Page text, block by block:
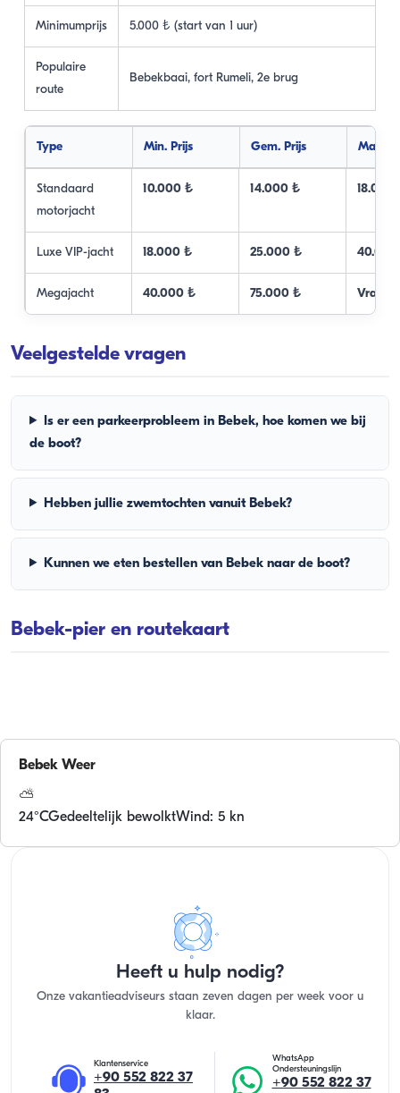
Minimumprijs 5.000 ₺ (start van 1 uur)
Populaire
route
Bebekbaai, fort Rumeli, 2e brug
Type Min. Prijs Gem. Prijs Max.
Standaard
motorjacht
10.000 ₺ 14.000 ₺ 18.000
Luxe VIP-jacht 18.000 ₺ 25.000 ₺
Megajacht 40.000 ₺ 75.000 ₺ Vraag
Veelgestelde vragen
Is er een parkeerprobleem in Bebek, hoe komen we bij
de boot?
Hebben jullie zwemtochten vanuit Bebek?
Kunnen we eten bestellen van Bebek naar de boot?
Bebek-pier en routekaart
Bebek Weer
⛅
24°CGedeeltelijk bewolktWind: 5 kn
Heeft u hulp nodig?
Onze vakantieadviseurs staan zeven dagen per week voor u
klaar.
Klantenservice
+90 552 822 37
WhatsApp
Ondersteuningslijn
+90 552 822 37